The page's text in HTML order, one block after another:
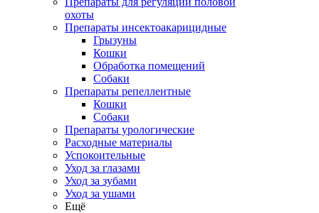
охоты
Препараты инсектоакарицидные
Грызуны
Кошки
Обработка помещений
Собаки
Препараты репеллентные
Кошки
Собаки
Препараты урологические
Расходные материалы
Успокоительные
Уход за глазами
Уход за зубами
Уход за ушами
Ещё